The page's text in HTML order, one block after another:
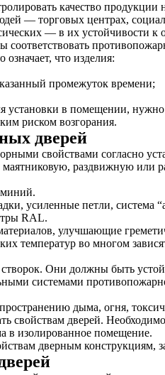
качество продукции
— торговых центрах,
— в их устойчивости к
что изделия:
промежуток времени;
в помещении,
риском возгорания.
дверей
свойствами согласно
маятниковую, раздвижную или
усиленные петли, система
RAL.
улучшающие
температур во многом
Они должны быть
системами
дыма, огня,
свойствам дверей.
в изолированное помещение.
дверным конструкциям,